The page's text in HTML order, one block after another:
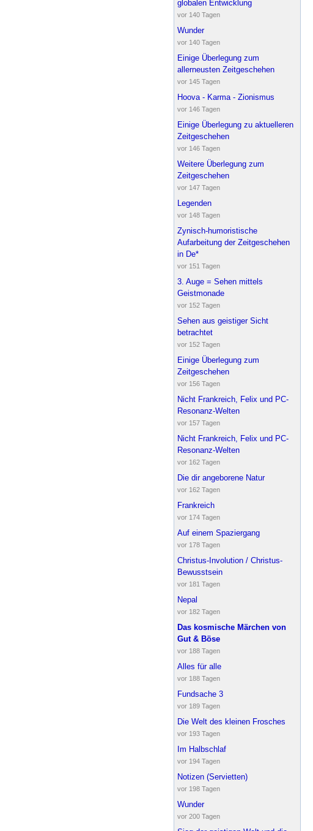
globalen Entwicklung
vor 140 Tagen
Wunder
vor 140 Tagen
Einige Überlegung zum
allerneusten Zeitgeschehen
vor 145 Tagen
Hoova - Karma - Zionismus
vor 146 Tagen
Einige Überlegung zu aktuelleren
Zeitgeschehen
vor 146 Tagen
Weitere Überlegung zum
Zeitgeschehen
vor 147 Tagen
Legenden
vor 148 Tagen
Zynisch-humoristische
Aufarbeitung der Zeitgeschehen
in De*
vor 151 Tagen
3. Auge = Sehen mittels
Geistmonade
vor 152 Tagen
Sehen aus geistiger Sicht
betrachtet
vor 152 Tagen
Einige Überlegung zum
Zeitgeschehen
vor 156 Tagen
Nicht Frankreich, Felix und PC-
Resonanz-Welten
vor 157 Tagen
Nicht Frankreich, Felix und PC-
Resonanz-Welten
vor 162 Tagen
Die dir angeborene Natur
vor 162 Tagen
Frankreich
vor 174 Tagen
Auf einem Spaziergang
vor 178 Tagen
Christus-Involution / Christus-
Bewusstsein
vor 181 Tagen
Nepal
vor 182 Tagen
Das kosmische Märchen von
Gut & Böse
vor 188 Tagen
Alles für alle
vor 188 Tagen
Fundsache 3
vor 189 Tagen
Die Welt des kleinen Frosches
vor 193 Tagen
Im Halbschlaf
vor 194 Tagen
Notizen (Servietten)
vor 198 Tagen
Wunder
vor 200 Tagen